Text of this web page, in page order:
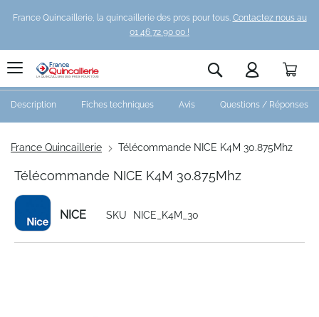
France Quincaillerie, la quincaillerie des pros pour tous. Contactez nous au
01 46 72 90 00 !
Rechercher
France Quincaillerie Télécommande NICE K4M 30.875Mhz
Télécommande NICE K4M 30.875Mhz
NICE SKU NICE_K4M_30
Description Fiches techniques Avis Questions / Réponses